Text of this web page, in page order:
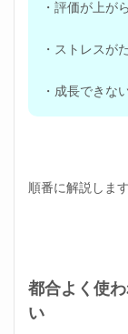
・評価が上が
・ストレスが
・成長できな
順番に解説します
都合よく使
い